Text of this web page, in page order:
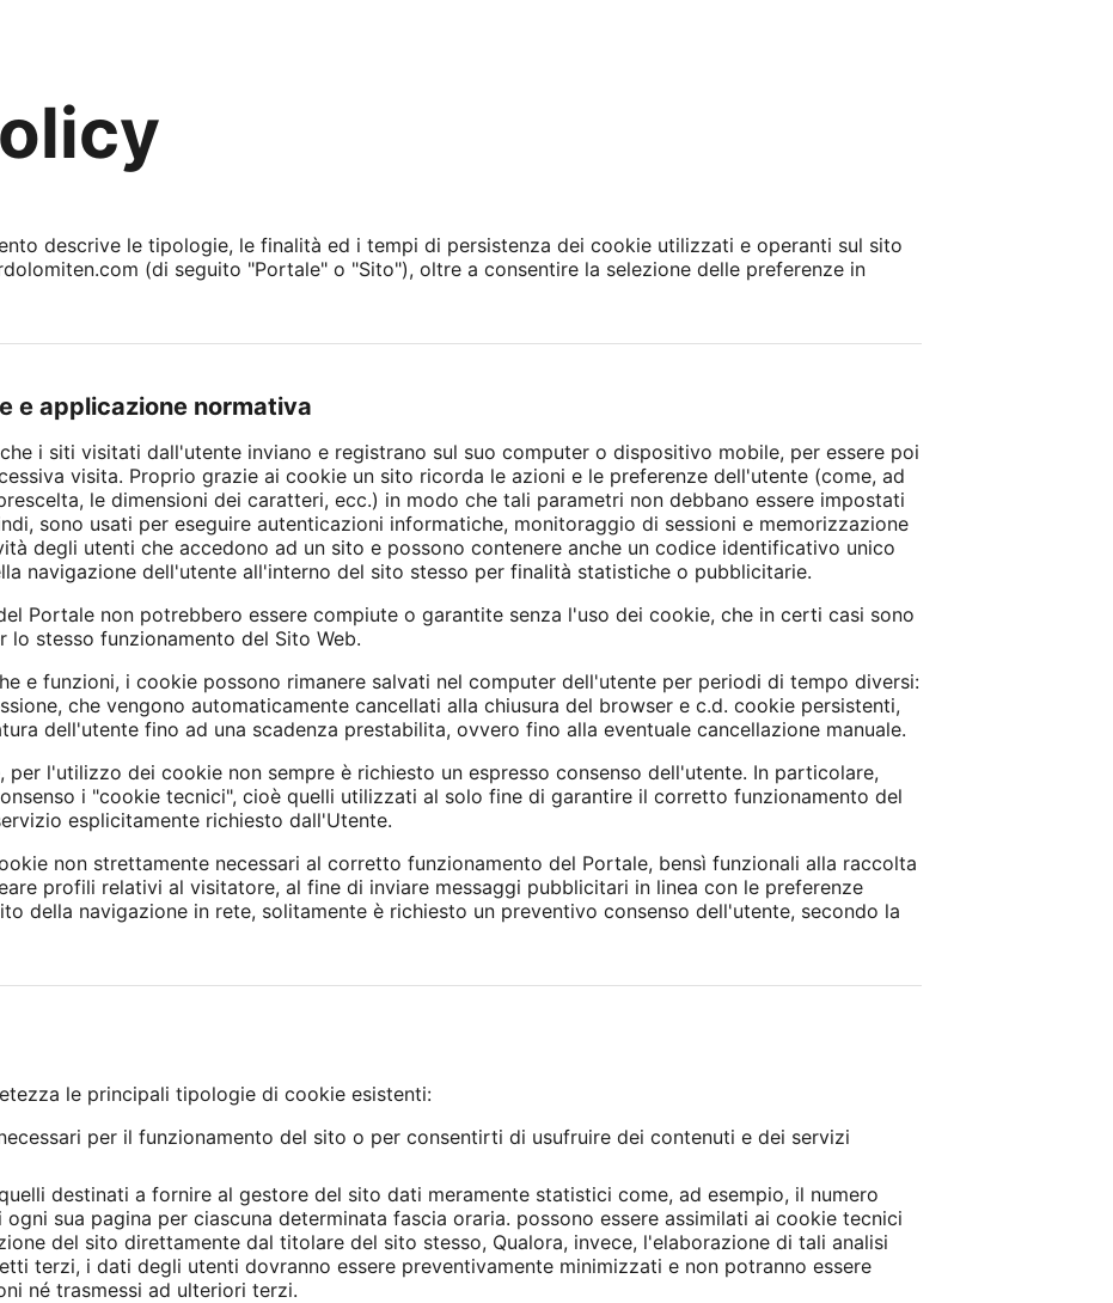
descrive le tipologie, le finalità ed i tempi di persistenza dei cookie utilizzati e operanti sul sito
(di seguito "Portale" o "Sito"), oltre a consentire la selezione delle preferenze in
e applicazione normativa
i siti visitati dall'utente inviano e registrano sul suo computer o dispositivo mobile, per essere poi
visita. Proprio grazie ai cookie un sito ricorda le azioni e le preferenze dell'utente (come, ad
le dimensioni dei caratteri, ecc.) in modo che tali parametri non debbano essere impostati
sono usati per eseguire autenticazioni informatiche, monitoraggio di sessioni e memorizzazione
degli utenti che accedono ad un sito e possono contenere anche un codice identificativo unico
navigazione dell'utente all'interno del sito stesso per finalità statistiche o pubblicitarie.
Portale non potrebbero essere compiute o garantite senza l'uso dei cookie, che in certi casi sono
lo stesso funzionamento del Sito Web.
e funzioni, i cookie possono rimanere salvati nel computer dell'utente per periodi di tempo diversi:
che vengono automaticamente cancellati alla chiusura del browser e c.d. cookie persistenti,
dell'utente fino ad una scadenza prestabilita, ovvero fino alla eventuale cancellazione manuale.
per l'utilizzo dei cookie non sempre è richiesto un espresso consenso dell'utente. In particolare,
i "cookie tecnici", cioè quelli utilizzati al solo fine di garantire il corretto funzionamento del
esplicitamente richiesto dall'Utente.
non strettamente necessari al corretto funzionamento del Portale, bensì funzionali alla raccolta
profili relativi al visitatore, al fine di inviare messaggi pubblicitari in linea con le preferenze
della navigazione in rete, solitamente è richiesto un preventivo consenso dell'utente, secondo la
le principali tipologie di cookie esistenti:
per il funzionamento del sito o per consentirti di usufruire dei contenuti e dei servizi
destinati a fornire al gestore del sito dati meramente statistici come, ad esempio, il numero
sua pagina per ciascuna determinata fascia oraria. possono essere assimilati ai cookie tecnici
del sito direttamente dal titolare del sito stesso, Qualora, invece, l'elaborazione di tali analisi
terzi, i dati degli utenti dovranno essere preventivamente minimizzati e non potranno essere
né trasmessi ad ulteriori terzi.